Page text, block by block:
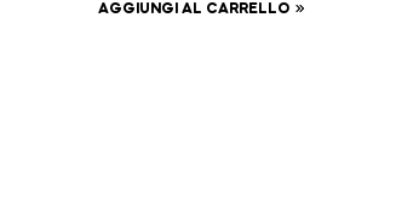
AGGIUNGI AL CARRELLO